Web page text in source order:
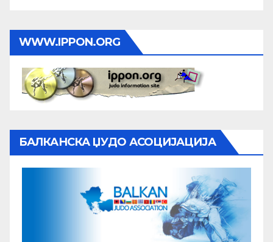
WWW.IPPON.ORG
БАЛКАНСКА ЏУДО АСОЦИЈАЦИЈА